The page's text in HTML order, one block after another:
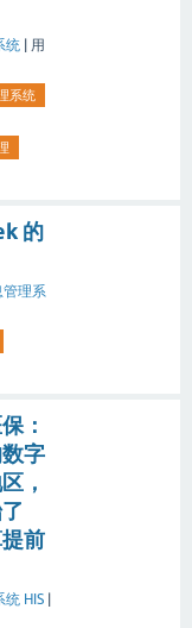
统
用
系统
的
管理系
：
字
，
前
统 HIS